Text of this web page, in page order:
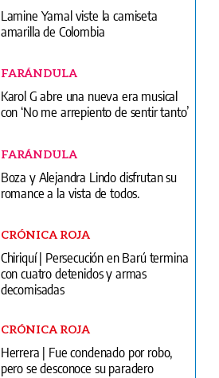
Lamine Yamal viste la camiseta
amarilla de Colombia
FARÁNDULA
Karol G abre una nueva era musical
con ‘No me arrepiento de sentir tanto’
FARÁNDULA
Boza y Alejandra Lindo disfrutan su
romance a la vista de todos.
CRÓNICA ROJA
Chiriquí | Persecución en Barú termina
con cuatro detenidos y armas
decomisadas
CRÓNICA ROJA
Herrera | Fue condenado por robo,
pero se desconoce su paradero